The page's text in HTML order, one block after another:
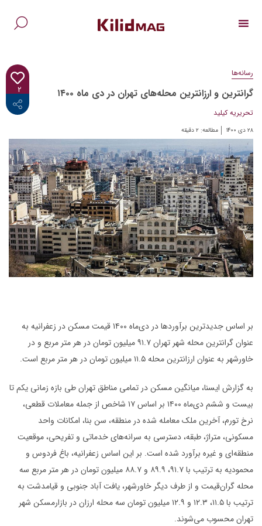
۲
<i class="fab fa-facebook-f"></i>
رسانه‌ها
گرانترین و ارزانترین محله‌های تهران در دی ماه ۱۴۰۰
تحریریه کیلید
۲۸ دی ۱۴۰۰ مطالعه: ۲ دقیقه
بر اساس جدیدترین برآوردها در دی‌ماه ۱۴۰۰ قیمت مسکن در زعفرانیه به
عنوان گرانترین محله شهر تهران ۹۱.۷ میلیون تومان در هر متر مربع و در
خاورشهر به عنوان ارزانترین محله ۱۱.۵ میلیون تومان در هر متر مربع است.
به گزارش ایسنا، میانگین مسکن در تمامی مناطق تهران طی بازه زمانی یکم تا
بیست و ششم دی‌ماه ۱۴۰۰ بر اساس ۱۷ شاخص از جمله معاملات قطعی،
نرخ تورم، آخرین ملک معامله شده در منطقه، سن بنا، امکانات واحد
مسکونی، متراژ، طبقه، دسترسی به سرانه‌های خدماتی و تفریحی، موقعیت
منطقه‌ای و غیره برآورد شده است. بر این اساس زعفرانیه، باغ فردوس و
محمودیه به ترتیب با ۹۱.۷، ۸۹.۹ و ۸۸.۷ میلیون تومان در هر متر مربع سه
محله گران‌قیمت و از طرف دیگر خاورشهر، یافت آباد جنوبی و قیامدشت به
ترتیب با ۱۱.۵، ۱۲.۳ و ۱۲.۹ میلیون تومان سه محله ارزان در بازارمسکن شهر
تهران محسوب می‌شوند.